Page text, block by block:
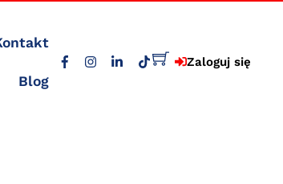
Blog
Zaloguj się